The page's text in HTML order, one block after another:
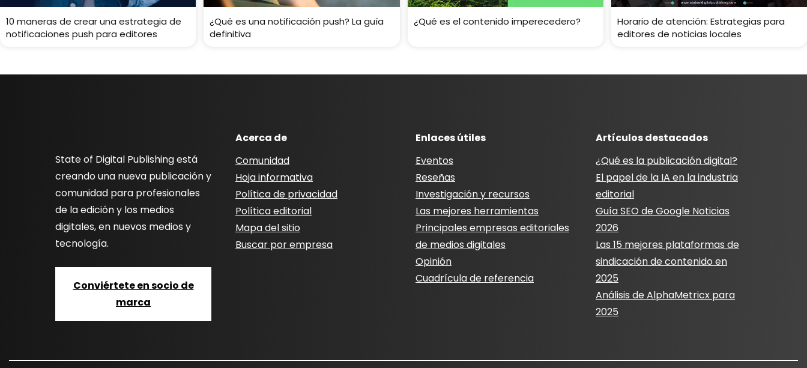
10 maneras de crear una estrategia de
notificaciones push para editores
¿Qué es una notificación push? La guía
definitiva
¿Qué es el contenido imperecedero?
Horario de atención: Estrategias para
editores de noticias locales
State of Digital Publishing está
creando una nueva publicación y
comunidad para profesionales
de la edición y los medios
digitales, en nuevos medios y
tecnología.
Conviértete en socio de
marca
Acerca de
Comunidad
Hoja informativa
Política de privacidad
Política editorial
Mapa del sitio
Buscar por empresa
Enlaces útiles
Eventos
Reseñas
Investigación y recursos
Las mejores herramientas
Principales empresas editoriales
de medios digitales
Opinión
Cuadrícula de referencia
Artículos destacados
¿Qué es la publicación digital?
El papel de la IA en la industria
editorial
Guía SEO de Google Noticias
2026
Las 15 mejores plataformas de
sindicación de contenido en
2025
Análisis de AlphaMetricx para
2025